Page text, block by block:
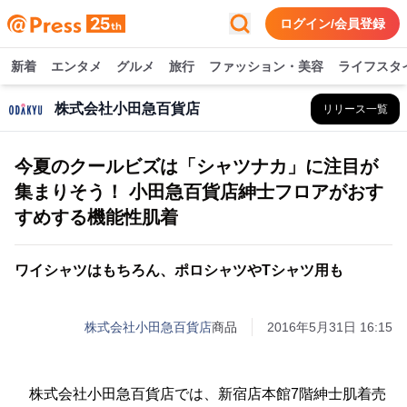
ログイン/会員登録
新着 エンタメ グルメ 旅行 ファッション・美容 ライフスタ
株式会社小田急百貨店 リリース一覧
今夏のクールビズは「シャツナカ」に注目が
集まりそう！ 小田急百貨店紳士フロアがおす
すめする機能性肌着
ワイシャツはもちろん、ポロシャツやTシャツ用も
株式会社小田急百貨店商品 2016年5月31日 16:15
株式会社小田急百貨店では、新宿店本館7階紳士肌着売